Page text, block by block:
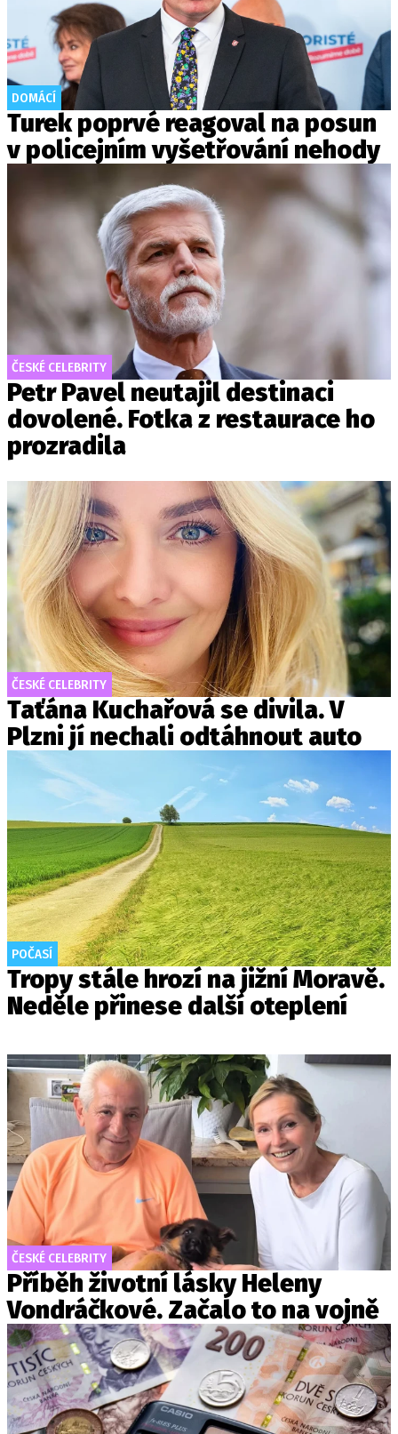
DOMÁCÍ
Turek poprvé reagoval na posun
v policejním vyšetřování nehody
ČESKÉ CELEBRITY
Petr Pavel neutajil destinaci
dovolené. Fotka z restaurace ho
prozradila
ČESKÉ CELEBRITY
Taťána Kuchařová se divila. V
Plzni jí nechali odtáhnout auto
POČASÍ
Tropy stále hrozí na jižní Moravě.
Neděle přinese další oteplení
ČESKÉ CELEBRITY
Příběh životní lásky Heleny
Vondráčkové. Začalo to na vojně